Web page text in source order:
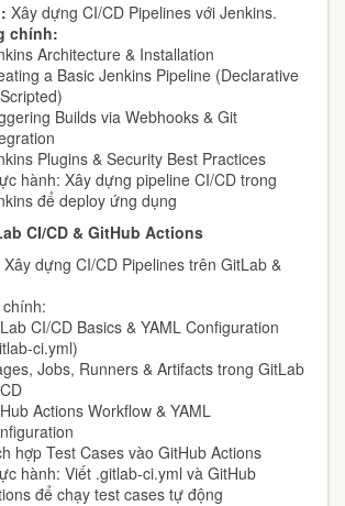
Xây dựng CI/CD Pipelines với Jenkins.
chính:
Architecture & Installation
a Basic Jenkins Pipeline (Declarative
Builds via Webhooks & Git
Plugins & Security Best Practices
hành: Xây dựng pipeline CI/CD trong
để deploy ứng dụng
CI/CD & GitHub Actions
dựng CI/CD Pipelines trên GitLab &
CI/CD Basics & YAML Configuration
ci.yml)
Jobs, Runners & Artifacts trong GitLab
Actions Workflow & YAML
hợp Test Cases vào GitHub Actions
hành: Viết .gitlab-ci.yml và GitHub
để chạy test cases tự động